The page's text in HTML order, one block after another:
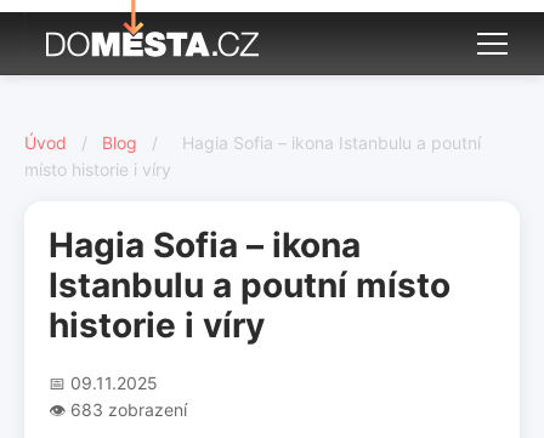
Úvod / Blog /
Hagia Sofia – ikona Istanbulu a poutní
místo historie i víry
Hagia Sofia – ikona
Istanbulu a poutní místo
historie i víry
📅 09.11.2025
👁️ 683 zobrazení